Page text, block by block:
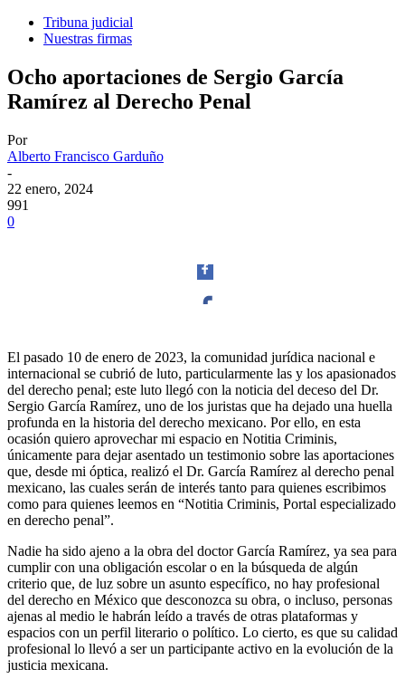
Tribuna judicial
Nuestras firmas
Ocho aportaciones de Sergio García
Ramírez al Derecho Penal
Por
Alberto Francisco Garduño
-
22 enero, 2024
991
0
Twitter
Whatsapp
El pasado 10 de enero de 2023, la comunidad jurídica nacional e
internacional se cubrió de luto, particularmente las y los apasionados
del derecho penal; este luto llegó con la noticia del deceso del Dr.
Sergio García Ramírez, uno de los juristas que ha dejado una huella
profunda en la historia del derecho mexicano. Por ello, en esta
ocasión quiero aprovechar mi espacio en Notitia Criminis,
únicamente para dejar asentado un testimonio sobre las aportaciones
que, desde mi óptica, realizó el Dr. García Ramírez al derecho penal
mexicano, las cuales serán de interés tanto para quienes escribimos
como para quienes leemos en “Notitia Criminis, Portal especializado
en derecho penal”.
Nadie ha sido ajeno a la obra del doctor García Ramírez, ya sea para
cumplir con una obligación escolar o en la búsqueda de algún
criterio que, de luz sobre un asunto específico, no hay profesional
del derecho en México que desconozca su obra, o incluso, personas
ajenas al medio le habrán leído a través de otras plataformas y
espacios con un perfil literario o político. Lo cierto, es que su calidad
profesional lo llevó a ser un participante activo en la evolución de la
justicia mexicana.